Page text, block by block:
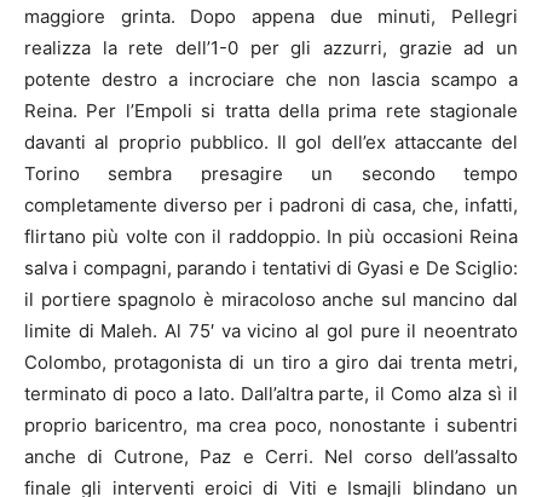
maggiore grinta. Dopo appena due minuti, Pellegri
realizza la rete dell’1-0 per gli azzurri, grazie ad un
potente destro a incrociare che non lascia scampo a
Reina. Per l’Empoli si tratta della prima rete stagionale
davanti al proprio pubblico. Il gol dell’ex attaccante del
Torino sembra presagire un secondo tempo
completamente diverso per i padroni di casa, che, infatti,
flirtano più volte con il raddoppio. In più occasioni Reina
salva i compagni, parando i tentativi di Gyasi e De Sciglio:
il portiere spagnolo è miracoloso anche sul mancino dal
limite di Maleh. Al 75′ va vicino al gol pure il neoentrato
Colombo, protagonista di un tiro a giro dai trenta metri,
terminato di poco a lato. Dall’altra parte, il Como alza sì il
proprio baricentro, ma crea poco, nonostante i subentri
anche di Cutrone, Paz e Cerri. Nel corso dell’assalto
finale gli interventi eroici di Viti e Ismajli blindano un